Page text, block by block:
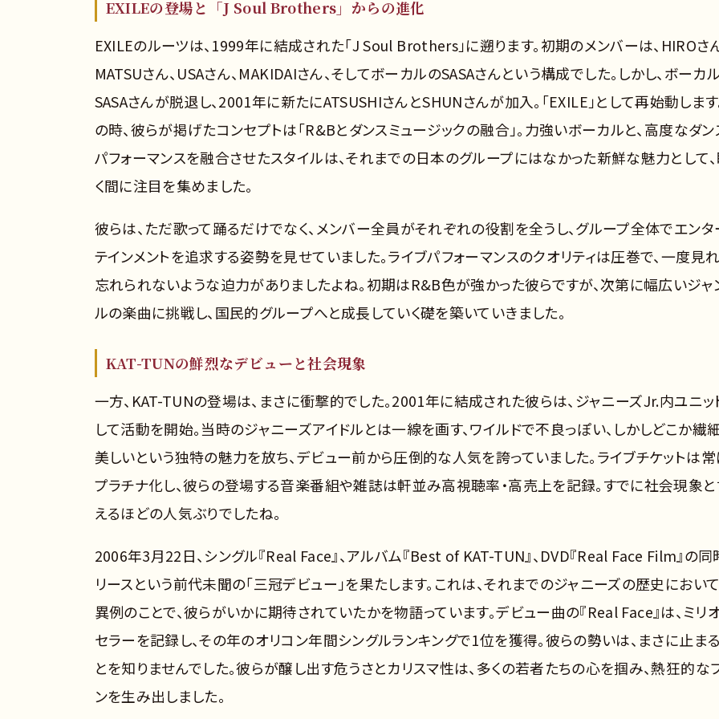
EXILEの登場と「J Soul Brothers」からの進化
EXILEのルーツは、1999年に結成された「J Soul Brothers」に遡ります。初期のメンバーは、HIROさん
MATSUさん、USAさん、MAKIDAIさん、そしてボーカルのSASAさんという構成でした。しかし、ボーカ
SASAさんが脱退し、2001年に新たにATSUSHIさんとSHUNさんが加入。「EXILE」として再始動します
の時、彼らが掲げたコンセプトは「R&Bとダンスミュージックの融合」。力強いボーカルと、高度なダン
パフォーマンスを融合させたスタイルは、それまでの日本のグループにはなかった新鮮な魅力として
く間に注目を集めました。
彼らは、ただ歌って踊るだけでなく、メンバー全員がそれぞれの役割を全うし、グループ全体でエンタ
テインメントを追求する姿勢を見せていました。ライブパフォーマンスのクオリティは圧巻で、一度見
忘れられないような迫力がありましたよね。初期はR&B色が強かった彼らですが、次第に幅広いジャ
ルの楽曲に挑戦し、国民的グループへと成長していく礎を築いていきました。
KAT-TUNの鮮烈なデビューと社会現象
一方、KAT-TUNの登場は、まさに衝撃的でした。2001年に結成された彼らは、ジャニーズJr.内ユニッ
して活動を開始。当時のジャニーズアイドルとは一線を画す、ワイルドで不良っぽい、しかしどこか繊
美しいという独特の魅力を放ち、デビュー前から圧倒的な人気を誇っていました。ライブチケットは常
プラチナ化し、彼らの登場する音楽番組や雑誌は軒並み高視聴率・高売上を記録。すでに社会現象
えるほどの人気ぶりでしたね。
2006年3月22日、シングル『Real Face』、アルバム『Best of KAT-TUN』、DVD『Real Face Film』の同
リースという前代未聞の「三冠デビュー」を果たします。これは、それまでのジャニーズの歴史におい
異例のことで、彼らがいかに期待されていたかを物語っています。デビュー曲の『Real Face』は、ミリ
セラーを記録し、その年のオリコン年間シングルランキングで1位を獲得。彼らの勢いは、まさに止ま
とを知りませんでした。彼らが醸し出す危うさとカリスマ性は、多くの若者たちの心を掴み、熱狂的な
ンを生み出しました。